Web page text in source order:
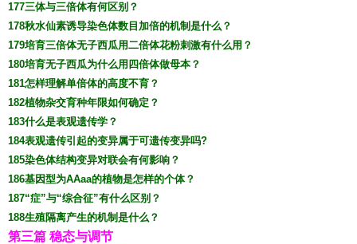
177三体与三倍体有何区别？
178秋水仙素诱导染色体数目加倍的机制是什么？
179培育三倍体无子西瓜用二倍体花粉刺激有什么用？
180培育无子西瓜为什么用四倍体做母本？
181怎样理解单倍体的高度不育？
182植物杂交育种年限如何确定？
183什么是表观遗传学？
184表观遗传引起的变异属于可遗传变异吗?
185染色体结构变异对联会有何影响？
186基因型为AAaa的植物是怎样的个体？
187“症”与“综合征”有什么区别？
188生殖隔离产生的机制是什么？
第三篇 稳态与调节